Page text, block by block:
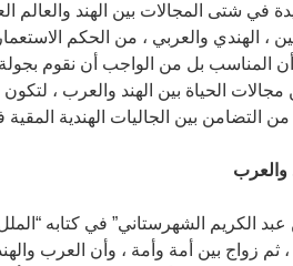
في شتى المجالات بين الهند
، الهندي والعربي ، من الحكم
المناسب بل من الواجب أن نقوم بجولة
الحياة بين الهند والعرب ،
التضامن بين الجاليات الهندية المقية
والعرب
عبد الكريم الشهرستاني” في كتابه
، ثم زواج بين أمة وأمة ، وأن العرب